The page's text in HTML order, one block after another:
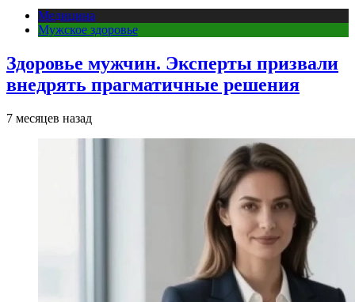
Медицина
Мужское здоровье
Здоровье мужчин. Эксперты призвали
внедрять прагматичные решения
7 месяцев назад